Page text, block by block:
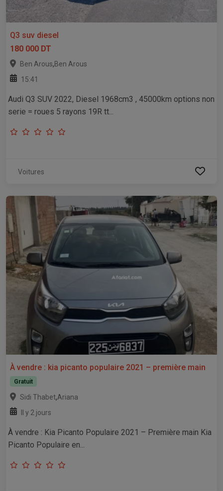
Q3 suv diesel
180 000 DT
Ben Arous,Ben Arous
15:41
Audi Q3 SUV 2022, Diesel 1968cm3 , 45000km options non
serie = roues 5 rayons 19R tt...
Voitures
À vendre : kia picanto populaire 2021 – première main
Gratuit
Sidi Thabet,Ariana
Il y 2 jours
À vendre : Kia Picanto Populaire 2021 – Première main Kia
Picanto Populaire en...